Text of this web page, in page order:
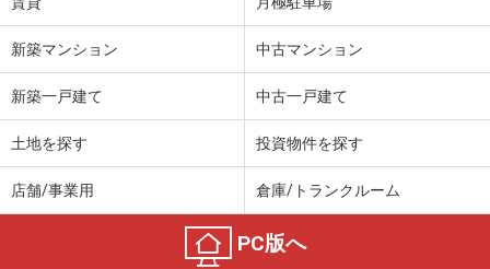
新築マンション 中古マンション
新築一戸建て 中古一戸建て
土地を探す 投資物件を探す
店舗/事業用 倉庫/トランクルーム
PC版へ